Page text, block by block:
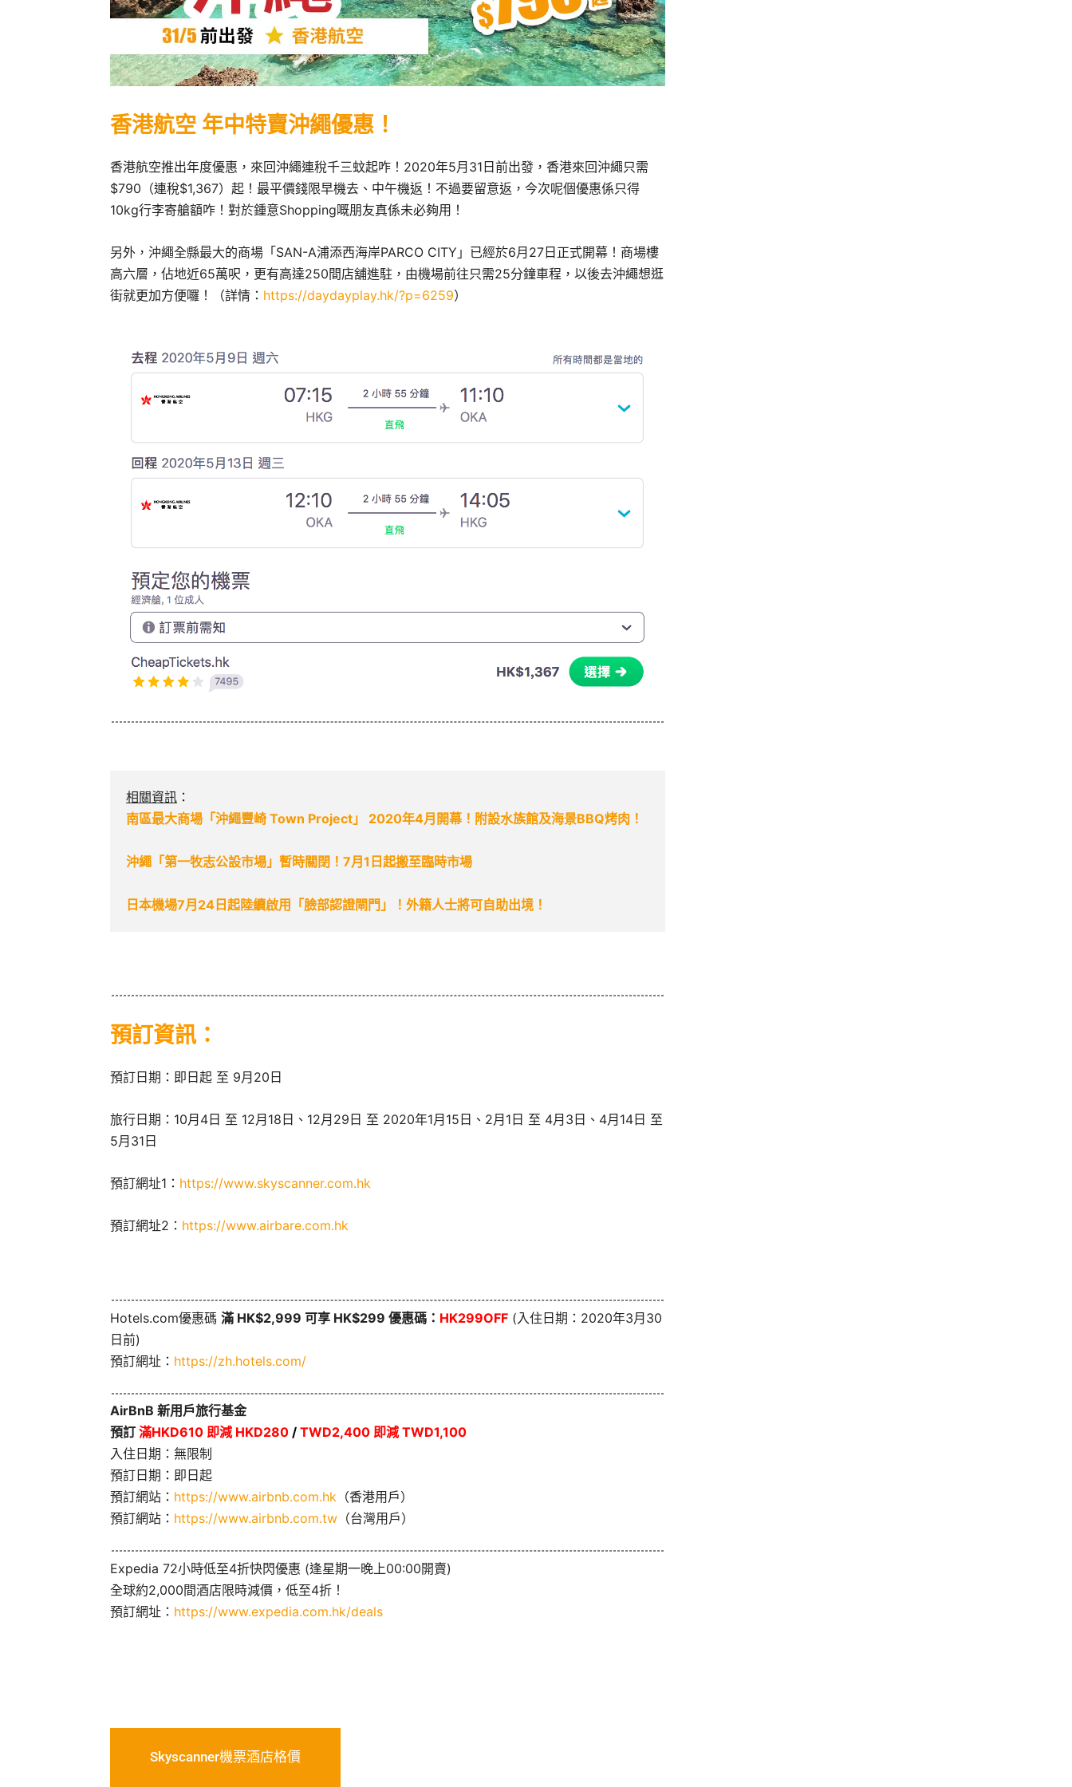
香港航空 年中特賣沖繩優惠！
香港航空推出年度優惠，來回沖繩連稅千三蚊起咋！2020年5月31日前出發，香港來回沖繩只需
$790（連稅$1,367）起！最平價錢限早機去、中午機返！不過要留意返，今次呢個優惠係只得
10kg行李寄艙額咋！對於鍾意Shopping嘅朋友真係未必夠用！
另外，沖繩全縣最大的商場「SAN-A浦添西海岸PARCO CITY」已經於6月27日正式開幕！商場樓
高六層，佔地近65萬呎，更有高達250間店舖進駐，由機場前往只需25分鐘車程，以後去沖繩想逛
街就更加方便囉！（詳情： https://daydayplay.hk/?p=6259）
相關資訊 ：
南區最大商場「沖繩豐崎 Town Project」 2020年4月開幕！附設水族館及海景BBQ烤肉！
沖繩「第一牧志公設市場」暫時關閉！7月1日起搬至臨時市場
日本機場7月24日起陸續啟用「臉部認證閘門」！外籍人士將可自助出境！
預訂資訊：
預訂日期：即日起 至 9月20日
旅行日期：10月4日 至 12月18日、12月29日 至 2020年1月15日、2月1日 至 4月3日、4月14日 至
5月31日
預訂網址1： https://www.skyscanner.com.hk
預訂網址2： https://www.airbare.com.hk
Hotels.com優惠碼 滿 HK$2,999 可享 HK$299 優惠碼： HK299OFF (入住日期：2020年3月30
日前)
預訂網址： https://zh.hotels.com/
AirBnB 新用戶旅行基金
預訂 滿HKD610 即減 HKD280 / TWD2,400 即減 TWD1,100
入住日期：無限制
預訂日期：即日起
預訂網站： https://www.airbnb.com.hk （香港用戶）
預訂網站： https://www.airbnb.com.tw （台灣用戶）
Expedia 72小時低至4折快閃優惠 (逢星期一晚上00:00開賣)
全球約2,000間酒店限時減價，低至4折！
預訂網址： https://www.expedia.com.hk/deals
Skyscanner機票酒店格價